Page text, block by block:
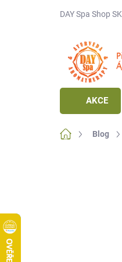
DAY Spa Shop SK
AKCE
Domů Blog